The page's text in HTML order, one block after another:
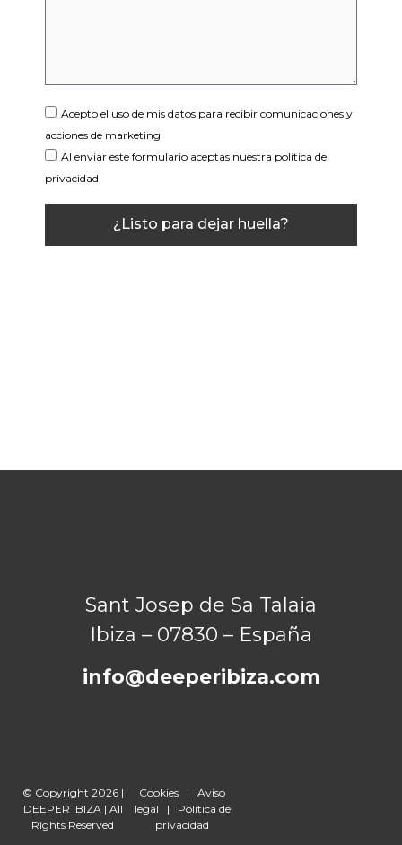
Acepto el uso de mis datos para recibir comunicaciones y
acciones de marketing
Al enviar este formulario aceptas nuestra política de
privacidad
¿Listo para dejar huella?
Sant Josep de Sa Talaia
Ibiza – 07830 – España
info@deeperibiza.com
© Copyright 2026 |
DEEPER IBIZA | All
Rights Reserved
Cookies |Aviso
legal | Política de
privacidad